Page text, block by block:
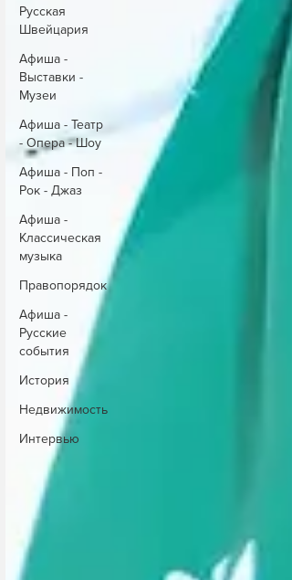
Русская
Швейцария
Афиша -
Выставки -
Музеи
Афиша - Театр
- Опера - Шоу
Афиша - Поп -
Рок - Джаз
Афиша -
Классическая
музыка
Правопорядок
Афиша -
Русские
события
История
Недвижимость
Интервью